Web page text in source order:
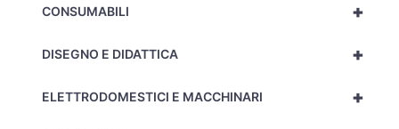
+
CONSUMABILI
+
DISEGNO E DIDATTICA
+
ELETTRODOMESTICI E MACCHINARI